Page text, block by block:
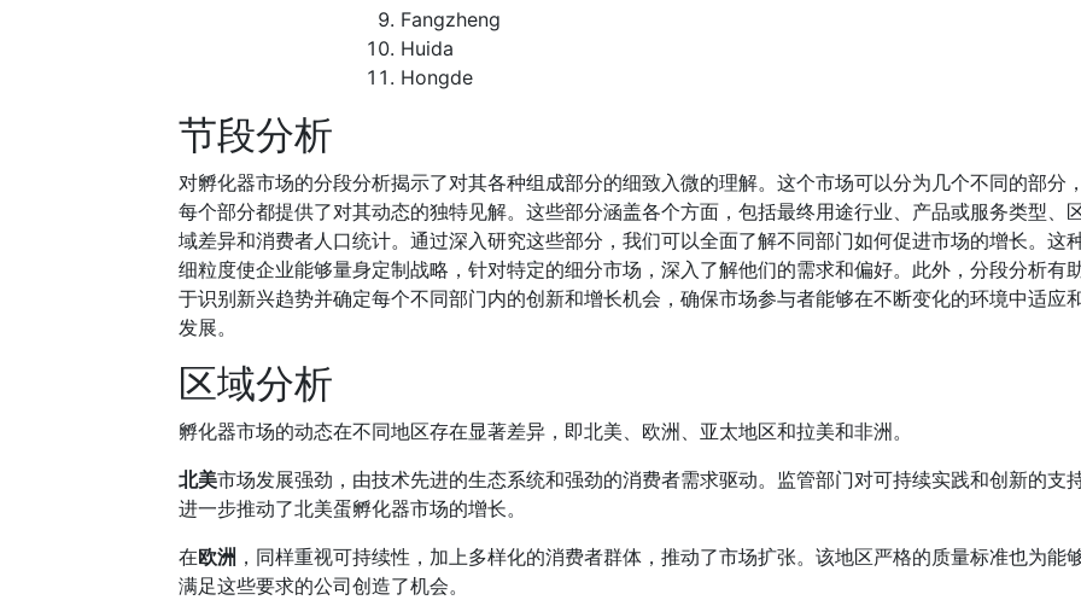
Fangzheng
Huida
Hongde
节段分析
对孵化器市场的分段分析揭示了对其各种组成部分的细致入微的理解。这个市场可以分为几个不同的部分，
每个部分都提供了对其动态的独特见解。这些部分涵盖各个方面，包括最终用途行业、产品或服务类型、
域差异和消费者人口统计。通过深入研究这些部分，我们可以全面了解不同部门如何促进市场的增长。这
细粒度使企业能够量身定制战略，针对特定的细分市场，深入了解他们的需求和偏好。此外，分段分析有
于识别新兴趋势并确定每个不同部门内的创新和增长机会，确保市场参与者能够在不断变化的环境中适应
发展。
区域分析
孵化器市场的动态在不同地区存在显著差异，即北美、欧洲、亚太地区和拉美和非洲。
北美市场发展强劲，由技术先进的生态系统和强劲的消费者需求驱动。监管部门对可持续实践和创新的支
进一步推动了北美蛋孵化器市场的增长。
在欧洲 ，同样重视可持续性，加上多样化的消费者群体，推动了市场扩张。该地区严格的质量标准也为能
满足这些要求的公司创造了机会。